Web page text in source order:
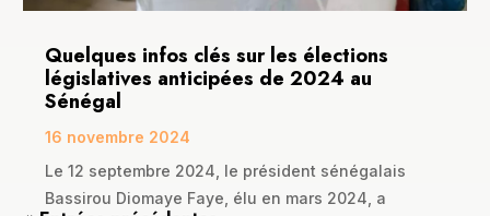
Quelques infos clés sur les élections
législatives anticipées de 2024 au
Sénégal
16 novembre 2024
Le 12 septembre 2024, le président sénégalais
Bassirou Diomaye Faye, élu en mars 2024, a